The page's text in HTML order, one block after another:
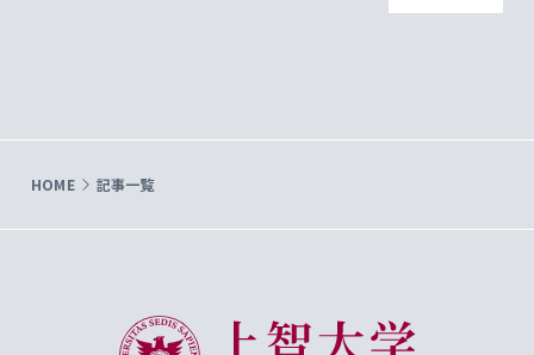
HOME 記事一覧
上智大学 Sophia University